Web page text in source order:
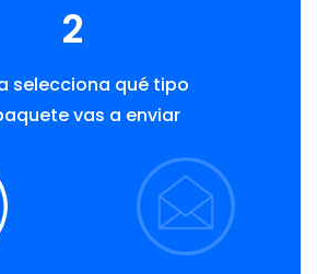
2
selecciona qué tipo
vas a enviar